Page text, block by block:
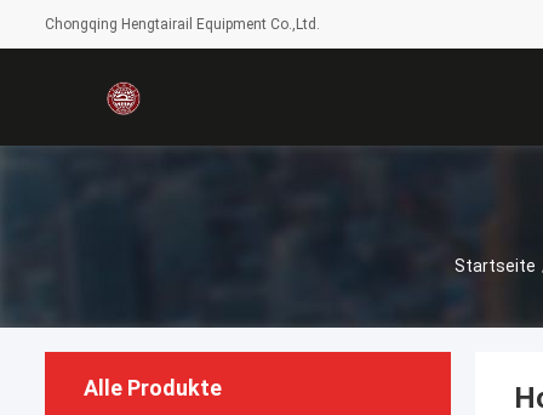
Chongqing Hengtairail Equipment Co.,Ltd.
Startseite
Alle Produkte